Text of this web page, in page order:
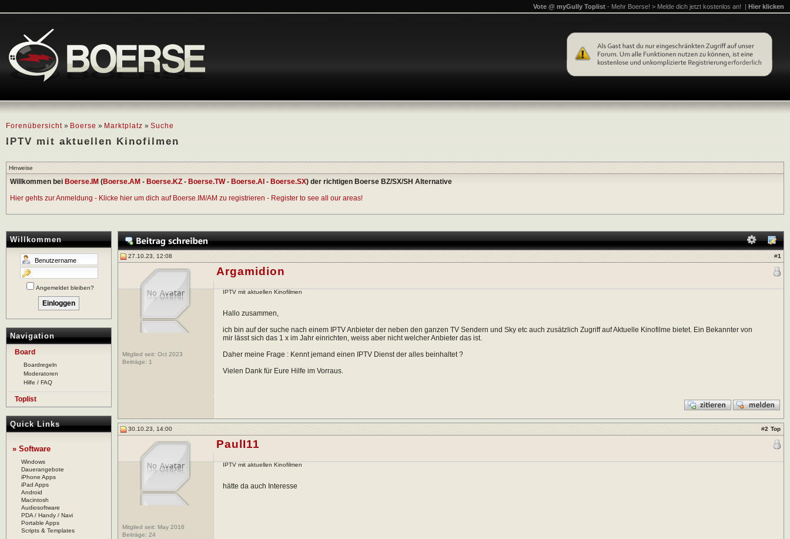
Forenübersicht » Boerse » Marktplatz » Suche
IPTV mit aktuellen Kinofilmen
Vote @ myGully Toplist - Mehr Boerse! > Melde dich jetzt kostenlos an! | Hier klicken
Hinweise
Willkommen bei Boerse.IM (Boerse.AM - Boerse.KZ - Boerse.TW- Boerse.AI - Boerse.SX) der richtigen Boerse BZ/SX/SH Alternative
Hier gehts zur Anmeldung - Klicke hier um dich auf Boerse.IM/AM zu registrieren - Register to see all our areas!
Willkommen
Angemeldet bleiben?
Navigation
Board
Boardregeln
Moderatoren
Hilfe / FAQ
Toplist
Quick Links
» Software
Windows
Dauerangebote
iPhone Apps
iPad Apps
Android
Macintosh
Audiosoftware
PDA / Handy / Navi
Portable Apps
Scripts & Templates
27.10.23, 12:08 #1
Mitglied seit: Oct 2023
Beiträge: 1
Argamidion
IPTV mit aktuellen Kinofilmen
Hallo zusammen,
ich bin auf der suche nach einem IPTV Anbieter der neben den ganzen TV Sendern und Sky etc auch zusätzlich Zugriff auf Aktuelle Kinofilme bietet. Ein Bekannter von
mir lässt sich das 1 x im Jahr einrichten, weiss aber nicht welcher Anbieter das ist.
Daher meine Frage : Kennt jemand einen IPTV Dienst der alles beinhaltet ?
Vielen Dank für Eure Hilfe im Vorraus.
30.10.23, 14:00 #2 Top
Mitglied seit: May 2016
Beiträge: 24
PaulI11
IPTV mit aktuellen Kinofilmen
hätte da auch Interesse